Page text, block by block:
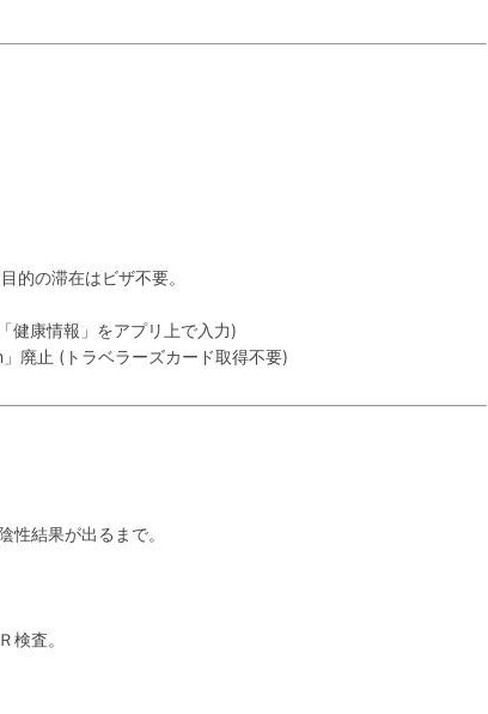
的の滞在はビザ不要。
康情報」をアプリ上で入力)
廃止 (トラベラーズカード取得不要)
結果が出るまで。
査。